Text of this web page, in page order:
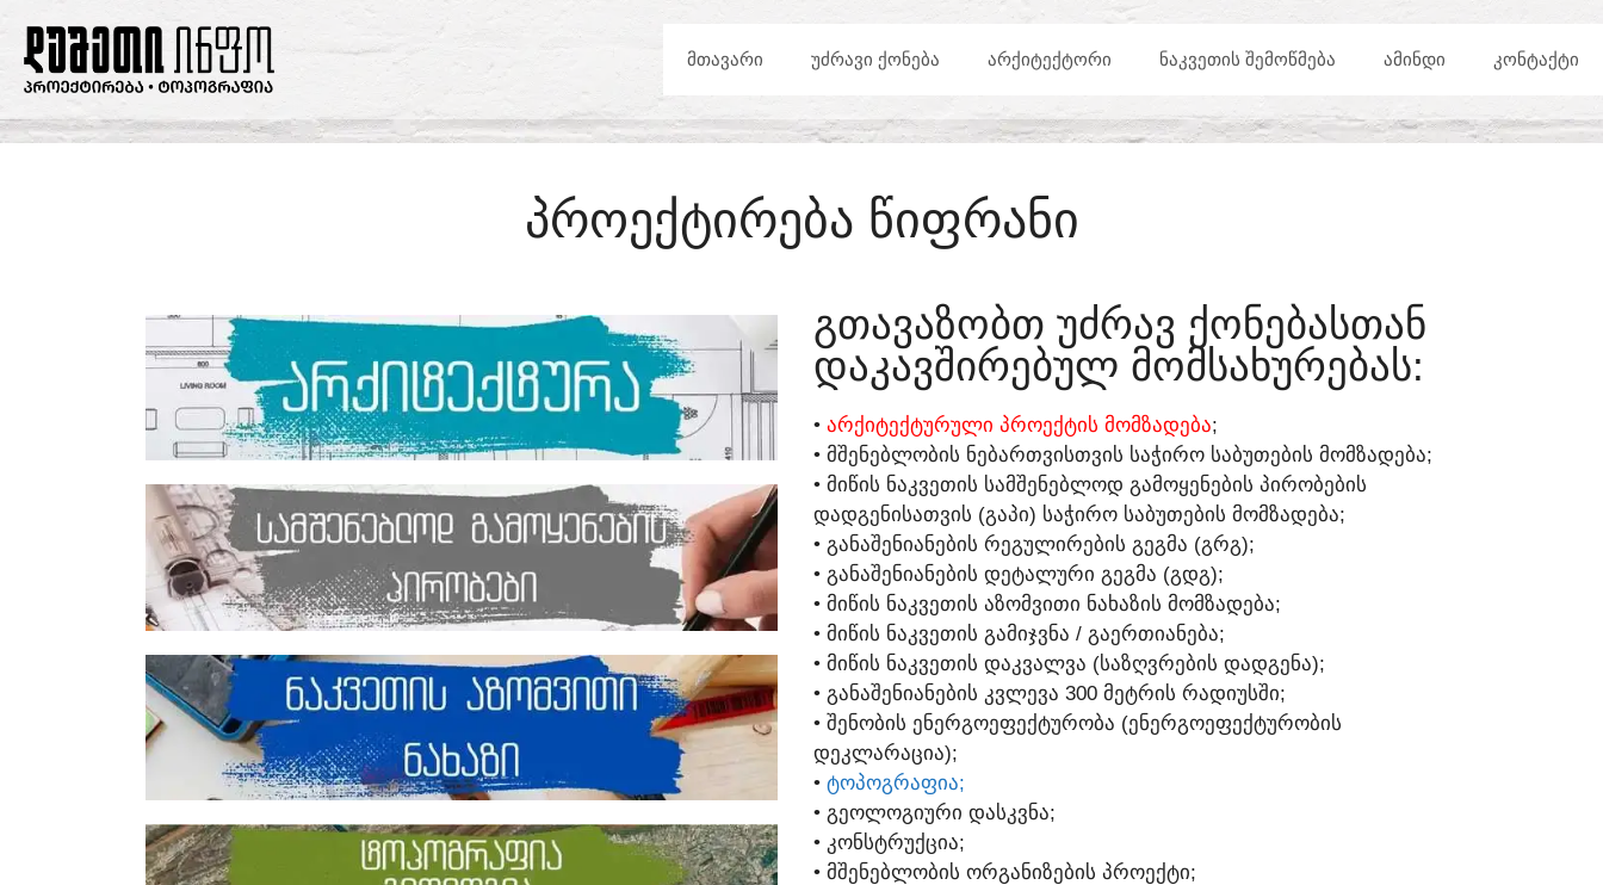
ᲛᲗᲐᲕᲐᲠᲘ ᲣᲫᲠᲐᲕᲘ ᲥᲝᲜᲔᲑᲐ ᲐᲠᲥᲘᲢᲔᲥᲢᲝᲠᲘ ᲜᲐᲙᲕᲔᲗᲘᲡ ᲨᲔᲛᲝᲬᲛᲔᲑᲐ ᲐᲛᲘᲜᲓᲘ ᲙᲝᲜᲢᲐᲥᲢᲘ
ᲞᲠᲝᲔᲥᲢᲘᲠᲔᲑᲐ ᲬᲘᲤᲠᲐᲜᲘ
ᲒᲗᲐᲕᲐᲖᲝᲑᲗ ᲣᲫᲠᲐᲕ ᲥᲝᲜᲔᲑᲐᲡᲗᲐᲜ
ᲓᲐᲙᲐᲕᲨᲘᲠᲔᲑᲣᲚ ᲛᲝᲛᲡᲐᲮᲣᲠᲔᲑᲐᲡ:​
• ᲐᲠᲥᲘᲢᲔᲥᲢᲣᲠᲣᲚᲘ ᲞᲠᲝᲔᲥᲢᲘᲡ ᲛᲝᲛᲖᲐᲓᲔᲑᲐ;
• ᲛᲨᲔᲜᲔᲑᲚᲝᲑᲘᲡ ᲜᲔᲑᲐᲠᲗᲕᲘᲡᲗᲕᲘᲡ ᲡᲐᲭᲘᲠᲝ ᲡᲐᲑᲣᲗᲔᲑᲘᲡ ᲛᲝᲛᲖᲐᲓᲔᲑᲐ;
• ᲛᲘᲬᲘᲡ ᲜᲐᲙᲕᲔᲗᲘᲡ ᲡᲐᲛᲨᲔᲜᲔᲑᲚᲝᲓ ᲒᲐᲛᲝᲧᲔᲜᲔᲑᲘᲡ ᲞᲘᲠᲝᲑᲔᲑᲘᲡ
ᲓᲐᲓᲒᲔᲜᲘᲡᲐᲗᲕᲘᲡ (ᲒᲐᲞᲘ) ᲡᲐᲭᲘᲠᲝ ᲡᲐᲑᲣᲗᲔᲑᲘᲡ ᲛᲝᲛᲖᲐᲓᲔᲑᲐ;
• ᲒᲐᲜᲐᲨᲔᲜᲘᲐᲜᲔᲑᲘᲡ ᲠᲔᲒᲣᲚᲘᲠᲔᲑᲘᲡ ᲒᲔᲒᲛᲐ (ᲒᲠᲒ);
• ᲒᲐᲜᲐᲨᲔᲜᲘᲐᲜᲔᲑᲘᲡ ᲓᲔᲢᲐᲚᲣᲠᲘ ᲒᲔᲒᲛᲐ (ᲒᲓᲒ);
• ᲛᲘᲬᲘᲡ ᲜᲐᲙᲕᲔᲗᲘᲡ ᲐᲖᲝᲛᲕᲘᲗᲘ ᲜᲐᲮᲐᲖᲘᲡ ᲛᲝᲛᲖᲐᲓᲔᲑᲐ;
• ᲛᲘᲬᲘᲡ ᲜᲐᲙᲕᲔᲗᲘᲡ ᲒᲐᲛᲘᲯᲕᲜᲐ / ᲒᲐᲔᲠᲗᲘᲐᲜᲔᲑᲐ;
• ᲛᲘᲬᲘᲡ ᲜᲐᲙᲕᲔᲗᲘᲡ ᲓᲐᲙᲕᲐᲚᲕᲐ (ᲡᲐᲖᲦᲕᲠᲔᲑᲘᲡ ᲓᲐᲓᲒᲔᲜᲐ);
• ᲒᲐᲜᲐᲨᲔᲜᲘᲐᲜᲔᲑᲘᲡ ᲙᲕᲚᲔᲕᲐ 300 ᲛᲔᲢᲠᲘᲡ ᲠᲐᲓᲘᲣᲡᲨᲘ;
• ᲨᲔᲜᲝᲑᲘᲡ ᲔᲜᲔᲠᲒᲝᲔᲤᲔᲥᲢᲣᲠᲝᲑᲐ (ᲔᲜᲔᲠᲒᲝᲔᲤᲔᲥᲢᲣᲠᲝᲑᲘᲡ
ᲓᲔᲙᲚᲐᲠᲐᲪᲘᲐ);
• ᲢᲝᲞᲝᲒᲠᲐᲤᲘᲐ;
• ᲒᲔᲝᲚᲝᲒᲘᲣᲠᲘ ᲓᲐᲡᲙᲕᲜᲐ;
• ᲙᲝᲜᲡᲢᲠᲣᲥᲪᲘᲐ;
• ᲛᲨᲔᲜᲔᲑᲚᲝᲑᲘᲡ ᲝᲠᲒᲐᲜᲘᲖᲔᲑᲘᲡ ᲞᲠᲝᲔᲥᲢᲘ;